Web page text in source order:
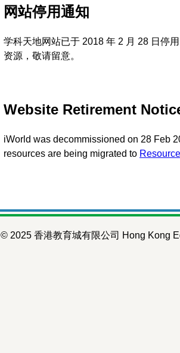
网站停用通知
学科天地网站已于 2018 年 2 月 28 日停
资源，敬请留意。
Website Retirement
iWorld was decommissioned on 28 Feb
resources are being migrated to
© 2025 香港教育城有限公司 Hong Kong